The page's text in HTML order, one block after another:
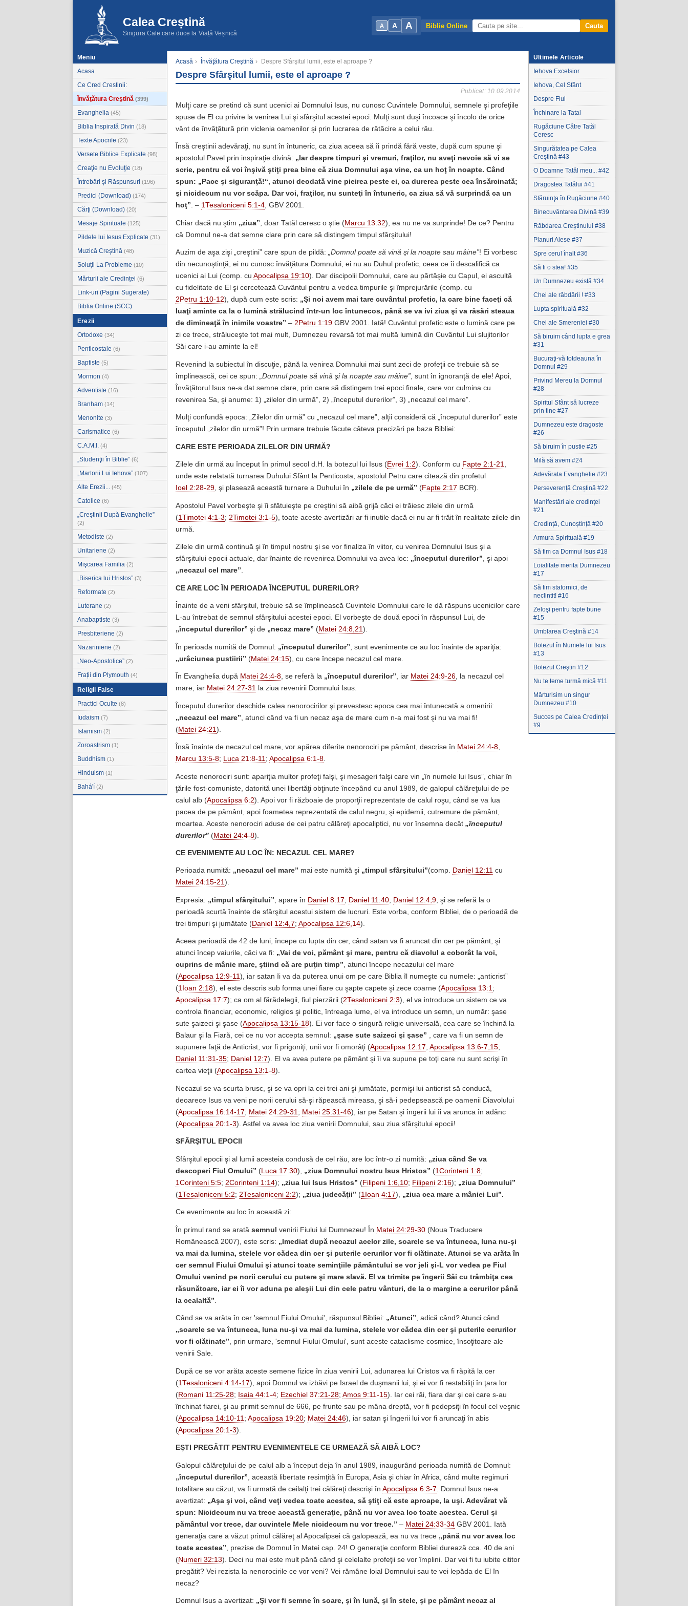
Calea Creștină
Singura Cale care duce la Viață Veșnică
A A A Biblie Online Cauta
Meniu
Acasa
Ce Cred Crestinii:
Învăţătura Creştină (399)
Evanghelia (45)
Biblia Inspirată Divin (18)
Texte Apocrife (23)
Versete Biblice Explicate (98)
Creaţie nu Evoluţie (18)
Întrebări şi Răspunsuri (196)
Predici (Download) (174)
Cărţi (Download) (20)
Mesaje Spirituale (125)
Pildele lui Iesus Explicate (31)
Muzică Creştină (48)
Soluţii La Probleme (10)
Mărturii ale Credinței (6)
Link-uri (Pagini Sugerate)
Biblia Online (SCC)
Erezii
Ortodoxe (34)
Penticostale (6)
Baptiste (5)
Mormon (4)
Adventiste (16)
Branham (14)
Menonite (3)
Carismatice (6)
C.A.M.I. (4)
„Studenţii în Biblie” (6)
„Martorii Lui Iehova” (107)
Alte Erezii... (45)
Catolice (6)
„Creştinii După Evanghelie”
(2)
Metodiste (2)
Unitariene (2)
Mişcarea Familia (2)
„Biserica lui Hristos” (3)
Reformate (2)
Luterane (2)
Anabaptiste (3)
Presbiteriene (2)
Nazariniene (2)
„Neo-Apostolice” (2)
Frații din Plymouth (4)
Religii False
Practici Oculte (8)
Iudaism (7)
Islamism (2)
Zoroastrism (1)
Buddhism (1)
Hinduism (1)
Bahá'í (2)
Acasă › Învăţătura Creştină › Despre Sfârşitul lumii, este el aproape ?
Despre Sfârşitul lumii, este el aproape ?
Publicat: 10.09.2014
Mulţi care se pretind că sunt ucenici ai Domnului Isus, nu cunosc Cuvintele Domnului, semnele şi profeţiile
spuse de El cu privire la venirea Lui şi sfârşitul acestei epoci. Mulţi sunt duşi încoace şi încolo de orice
vânt de învăţătură prin viclenia oamenilor şi prin lucrarea de rătăcire a celui rău.
Însă creştinii adevăraţi, nu sunt în întuneric, ca ziua aceea să îi prindă fără veste, după cum spune şi
apostolul Pavel prin inspiraţie divină: „Iar despre timpuri şi vremuri, fraţilor, nu aveţi nevoie să vi se
scrie, pentru că voi înşivă ştiţi prea bine că ziua Domnului aşa vine, ca un hoţ în noapte. Când
spun: „Pace şi siguranţă!“, atunci deodată vine pieirea peste ei, ca durerea peste cea însărcinată;
şi nicidecum nu vor scăpa. Dar voi, fraţilor, nu sunteţi în întuneric, ca ziua să vă surprindă ca un
hoţ”. – 1Tesaloniceni 5:1-4, GBV 2001.
Chiar dacă nu ştim „ziua” , doar Tatăl ceresc o ştie (Marcu 13:32), ea nu ne va surprinde! De ce? Pentru
că Domnul ne-a dat semne clare prin care să distingem timpul sfârşitului!
Auzim de aşa zişi „creştini” care spun de pildă: „Domnul poate să vină şi la noapte sau mâine”! Ei vorbesc
din necunoştinţă, ei nu cunosc învăţătura Domnului, ei nu au Duhul profetic, ceea ce îi descalifică ca
ucenici ai Lui (comp. cu Apocalipsa 19:10). Dar discipolii Domnului, care au părtăşie cu Capul, ei ascultă
cu fidelitate de El şi cercetează Cuvântul pentru a vedea timpurile şi împrejurările (comp. cu
2Petru 1:10-12), după cum este scris: „Şi noi avem mai tare cuvântul profetic, la care bine faceţi că
luaţi aminte ca la o lumină strălucind într-un loc întunecos, până se va ivi ziua şi va răsări steaua
de dimineaţă în inimile voastre” – 2Petru 1:19 GBV 2001. Iată! Cuvântul profetic este o lumină care pe
zi ce trece, străluceşte tot mai mult, Dumnezeu revarsă tot mai multă lumină din Cuvântul Lui slujitorilor
Săi care i-au aminte la el!
Revenind la subiectul în discuţie, până la venirea Domnului mai sunt zeci de profeţii ce trebuie să se
împlinească, cei ce spun:
„Domnul poate să vină şi la noapte sau mâine” , sunt în ignoranţă de ele! Apoi,
Învăţătorul Isus ne-a dat semne clare, prin care să distingem trei epoci finale, care vor culmina cu
revenirea Sa, şi anume: 1) „zilelor din urmă”, 2) „începutul durerilor”, 3) „necazul cel mare”.
Mulţi confundă epoca: „Zilelor din urmă” cu „necazul cel mare”, alţii consideră că „începutul durerilor” este
începutul „zilelor din urmă”! Prin urmare trebuie făcute câteva precizări pe baza Bibliei:
CARE ESTE PERIOADA ZILELOR DIN URMĂ?
Zilele din urmă au început în primul secol d.H. la botezul lui Isus (Evrei 1:2). Conform cu Fapte 2:1-21,
unde este relatată turnarea Duhului Sfânt la Penticosta, apostolul Petru care citează din profetul
Ioel 2:28-29, şi plasează această turnare a Duhului în „zilele de pe urmă” (Fapte 2:17 BCR).
Apostolul Pavel vorbeşte şi îi sfătuieşte pe creştini să aibă grijă căci ei trăiesc zilele din urmă
(1Timotei 4:1-3; 2Timotei 3:1-5), toate aceste avertizări ar fi inutile dacă ei nu ar fi trăit în realitate zilele din
urmă.
Zilele din urmă continuă şi în timpul nostru şi se vor finaliza în viitor, cu venirea Domnului Isus şi a
sfârşitului epocii actuale, dar înainte de revenirea Domnului va avea loc: „începutul durerilor”, şi apoi
„necazul cel mare”.
CE ARE LOC ÎN PERIOADA ÎNCEPUTUL DURERILOR?
Înainte de a veni sfârşitul, trebuie să se împlinească Cuvintele Domnului care le dă răspuns ucenicilor care
L-au întrebat de semnul sfârşitului acestei epoci. El vorbeşte de două epoci în răspunsul Lui, de
„începutul durerilor” şi de „necaz mare” (Matei 24:8,21).
În perioada numită de Domnul: „începutul durerilor” , sunt evenimente ce au loc înainte de apariţia:
„urâciunea pustiirii” (Matei 24:15), cu care începe necazul cel mare.
În Evanghelia după Matei 24:4-8, se referă la „începutul durerilor”, iar Matei 24:9-26, la necazul cel
mare, iar Matei 24:27-31 la ziua revenirii Domnului Isus.
Începutul durerilor deschide calea nenorocirilor şi prevestesc epoca cea mai întunecată a omenirii:
„necazul cel mare” , atunci când va fi un necaz aşa de mare cum n-a mai fost şi nu va mai fi!
(Matei 24:21 ).
Însă înainte de necazul cel mare, vor apărea diferite nenorociri pe pământ, descrise în Matei 24:4-8,
Marcu 13:5-8; Luca 21:8-11; Apocalipsa 6:1-8.
Aceste nenorociri sunt: apariţia multor profeţi falşi, şi mesageri falşi care vin „în numele lui Isus”, chiar în
ţările fost-comuniste, datorită unei libertăţi obţinute începând cu anul 1989, de galopul călăreţului de pe
calul alb (Apocalipsa 6:2). Apoi vor fi războaie de proporţii reprezentate de calul roşu, când se va lua
pacea de pe pământ, apoi foametea reprezentată de calul negru, şi epidemii, cutremure de pământ,
moartea. Aceste nenorociri aduse de cei patru călăreţi apocaliptici, nu vor însemna decât „începutul
durerilor” (Matei 24:4-8).
CE EVENIMENTE AU LOC ÎN: NECAZUL CEL MARE?
Perioada numită: „necazul cel mare” mai este numită şi „timpul sfârşitului”(comp. Daniel 12:11 cu
Matei 24:15-21).
Expresia: „timpul sfârşitului” , apare în Daniel 8:17; Daniel 11:40; Daniel 12:4,9 , şi se referă la o
perioadă scurtă înainte de sfârşitul acestui sistem de lucruri. Este vorba, conform Bibliei, de o perioadă de
trei timpuri şi jumătate (Daniel 12:4,7; Apocalipsa 12:6,14).
Aceea perioadă de 42 de luni, începe cu lupta din cer, când satan va fi aruncat din cer pe pământ, şi
atunci încep vaiurile, căci va fi: „Vai de voi, pământ şi mare, pentru că diavolul a coborât la voi,
cuprins de mânie mare, ştiind că are puţin timp”, atunci începe necazului cel mare
(Apocalipsa 12:9-11), iar satan îi va da puterea unui om pe care Biblia îl numeşte cu numele: „anticrist”
(1Ioan 2:18), el este descris sub forma unei fiare cu şapte capete şi zece coarne (Apocalipsa 13:1;
Apocalipsa 17:7); ca om al fărădelegii, fiul pierzării (2Tesaloniceni 2:3), el va introduce un sistem ce va
controla financiar, economic, religios şi politic, întreaga lume, el va introduce un semn, un număr: şase
sute şaizeci şi şase (Apocalipsa 13:15-18). Ei vor face o singură religie universală, cea care se închină la
Balaur şi la Fiară, cei ce nu vor accepta semnul: „şase sute saizeci şi şase” , care va fi un semn de
supunere faţă de Anticrist, vor fi prigoniţi, unii vor fi omorâţi (Apocalipsa 12:17; Apocalipsa 13:6-7,15;
Daniel 11:31-35; Daniel 12:7). El va avea putere pe pământ şi îi va supune pe toţi care nu sunt scrişi în
cartea vieţii (Apocalipsa 13:1-8).
Necazul se va scurta brusc, şi se va opri la cei trei ani şi jumătate, permişi lui anticrist să conducă,
deoarece Isus va veni pe norii cerului să-şi răpească mireasa, şi să-i pedepsească pe oamenii Diavolului
(Apocalipsa 16:14-17; Matei 24:29-31 ; Matei 25:31-46), iar pe Satan şi îngerii lui îi va arunca în adânc
(Apocalipsa 20:1-3). Astfel va avea loc ziua venirii Domnului, sau ziua sfârşitului epocii!
SFÂRŞITUL EPOCII
Sfârşitul epocii şi al lumii acesteia condusă de cel rău, are loc într-o zi numită: „ziua când Se va
descoperi Fiul Omului” ( Luca 17:30), „ziua Domnului nostru Isus Hristos” (1Corinteni 1:8;
1Corinteni 5:5; 2Corinteni 1:14); „ziua lui Isus Hristos” (Filipeni 1:6,10; Filipeni 2:16); „ziua Domnului”
(1Tesaloniceni 5:2; 2Tesaloniceni 2:2); „ziua judecăţii” (1Ioan 4:17), „ziua cea mare a mâniei Lui”.
Ce evenimente au loc în această zi:
În primul rand se arată semnul venirii Fiului lui Dumnezeu! În Matei 24:29-30 (Noua Traducere
Românească 2007), este scris: „Imediat după necazul acelor zile, soarele se va întuneca, luna nu-şi
va mai da lumina, stelele vor cădea din cer şi puterile cerurilor vor fi clătinate. Atunci se va arăta în
cer semnul Fiului Omului şi atunci toate seminţiile pământului se vor jeli şi-L vor vedea pe Fiul
Omului venind pe norii cerului cu putere şi mare slavă. El va trimite pe îngerii Săi cu trâmbiţa cea
răsunătoare, iar ei îi vor aduna pe aleşii Lui din cele patru vânturi, de la o margine a cerurilor până
la cealaltă”
Când se va arăta în cer 'semnul Fiului Omului', răspunsul Bibliei: „Atunci”, adică când? Atunci când
„soarele se va întuneca, luna nu-şi va mai da lumina, stelele vor cădea din cer şi puterile cerurilor
vor fi clătinate”, prin urmare, 'semnul Fiului Omului', sunt aceste cataclisme cosmice, însoţitoare ale
venirii Sale.
După ce se vor arăta aceste semene fizice în ziua venirii Lui, adunarea lui Cristos va fi răpită la cer
(1Tesaloniceni 4:14-17), apoi Domnul va izbăvi pe Israel de duşmanii lui, şi ei vor fi restabiliţi în ţara lor
(Romani 11:25-28; Isaia 44:1-4; Ezechiel 37:21-28; Amos 9:11-15). Iar cei răi, fiara dar şi cei care s-au
închinat fiarei, şi au primit semnul de 666, pe frunte sau pe mâna dreptă, vor fi pedepsiţi în focul cel veşnic
(Apocalipsa 14:10-11 ; Apocalipsa 19:20; Matei 24:46), iar satan şi îngerii lui vor fi aruncaţi în abis
(Apocalipsa 20:1-3).
EŞTI PREGĂTIT PENTRU EVENIMENTELE CE URMEAZĂ SĂ AIBĂ LOC?
Galopul călăreţului de pe calul alb a început deja în anul 1989, inaugurând perioada numită de Domnul:
„începutul durerilor” , această libertate resimţită în Europa, Asia şi chiar în Africa, când multe regimuri
totalitare au căzut, va fi urmată de ceilalţi trei călăreţi descrişi în Apocalipsa 6:3-7 . Domnul Isus ne-a
avertizat: „Aşa şi voi, când veţi vedea toate acestea, să ştiţi că este aproape, la uşi. Adevărat vă
spun: Nicidecum nu va trece această generaţie, până nu vor avea loc toate acestea. Cerul şi
pământul vor trece, dar cuvintele Mele nicidecum nu vor trece.” – Matei 24:33-34 GBV 2001. Iată
generaţia care a văzut primul călăreţ al Apocalipsei că galopează, ea nu va trece „până nu vor avea loc
toate acestea” , prezise de Domnul în Matei cap. 24! O generaţie conform Bibliei durează cca. 40 de ani
(Numeri 32:13). Deci nu mai este mult până când şi celelalte profeţii se vor împlini. Dar vei fi tu iubite cititor
pregătit? Vei rezista la nenorocirile ce vor veni? Vei rămâne loial Domnului sau te vei lepăda de El în
necaz?
Domnul Isus a avertizat: „Şi vor fi semne în soare, şi în lună, şi în stele, şi pe pământ necaz al
Ultimele Articole
Iehova Excelsior
Iehova, Cel Sfânt
Despre Fiul
Închinare la Tatal
Rugăciune Către Tatăl
Ceresc
Singurătatea pe Calea
Creştină #43
O Doamne Tatăl meu... #42
Dragostea Tatălui #41
Stăruinţa în Rugăciune #40
Binecuvântarea Divină #39
Răbdarea Creştinului #38
Planuri Alese #37
Spre cerul înalt #36
Să fi o stea! #35
Un Dumnezeu există #34
Chei ale răbdării ! #33
Lupta spirituală #32
Chei ale Smereniei #30
Să biruim când lupta e grea
#31
Bucuraţi-vă totdeauna în
Domnul #29
Privind Mereu la Domnul
#28
Spiritul Sfânt să lucreze
prin tine #27
Dumnezeu este dragoste
#26
Să biruim în pustie #25
Milă să avem #24
Adevărata Evanghelie #23
Perseverență Creștină #22
Manifestări ale credinței
#21
Credință, Cunoștință #20
Armura Spirituală #19
Să fim ca Domnul Isus #18
Loialitate merita Dumnezeu
#17
Să fim statornici‚ de
neclintit! #16
Zeloşi pentru fapte bune
#15
Umblarea Creştină #14
Botezul în Numele lui Isus
#13
Botezul Creştin #12
Nu te teme turmă mică #11
Mărturisim un singur
Dumnezeu #10
Succes pe Calea Credinței
#9